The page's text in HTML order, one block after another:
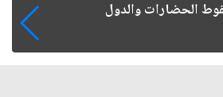
رواتب الموظفين على صفيح ساخن